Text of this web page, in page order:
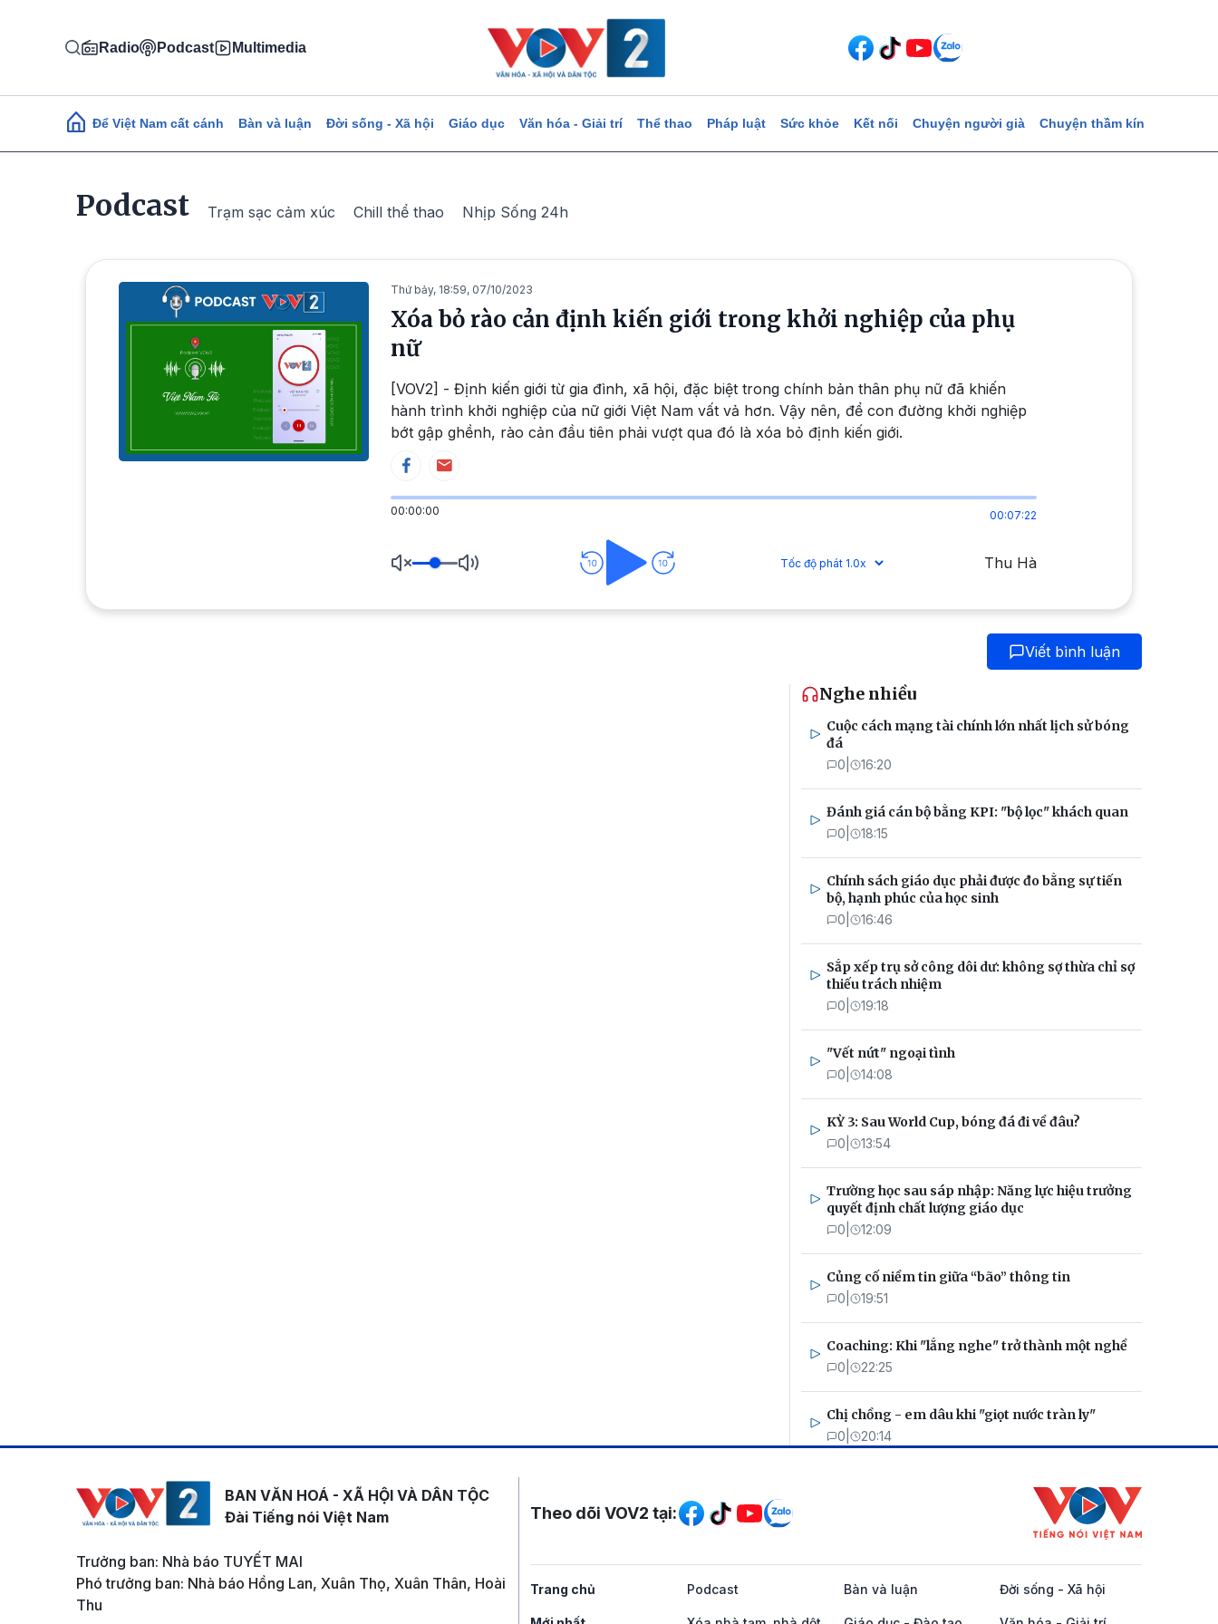
Radio Podcast Multimedia
Main navigation
Để Việt Nam cất cánh Bàn và luận Đời sống - Xã hội Giáo dục Văn hóa - Giải trí Thể thao Pháp luật Sức khỏe Kết nối Chuyện người già Chuyện thầm kín
Podcast Trạm sạc cảm xúc Chill thể thao Nhịp Sống 24h
Thứ bảy, 18:59, 07/10/2023
Xóa bỏ rào cản định kiến giới trong khởi nghiệp của phụ
nữ
[VOV2] - Định kiến giới từ gia đình, xã hội, đặc biệt trong chính bản thân phụ nữ đã khiến
hành trình khởi nghiệp của nữ giới Việt Nam vất vả hơn. Vậy nên, để con đường khởi nghiệp
bớt gập ghềnh, rào cản đầu tiên phải vượt qua đó là xóa bỏ định kiến giới.
00:00:00 00:07:22
Thu Hà
Viết bình luận
Nghe nhiều
Cuộc cách mạng tài chính lớn nhất lịch sử bóng
đá
0 16:20
Đánh giá cán bộ bằng KPI: "bộ lọc" khách quan
0 18:15
Chính sách giáo dục phải được đo bằng sự tiến
bộ, hạnh phúc của học sinh
0 16:46
Sắp xếp trụ sở công dôi dư: không sợ thừa chỉ sợ
thiếu trách nhiệm
0 19:18
"Vết nứt" ngoại tình
0 14:08
KỲ 3: Sau World Cup, bóng đá đi về đâu?
0 13:54
Trường học sau sáp nhập: Năng lực hiệu trưởng
quyết định chất lượng giáo dục
0 12:09
Củng cố niềm tin giữa “bão” thông tin
0 19:51
Coaching: Khi "lắng nghe" trở thành một nghề
0 22:25
Chị chồng - em dâu khi "giọt nước tràn ly"
0 20:14
BAN VĂN HOÁ - XÃ HỘI VÀ DÂN TỘC
Đài Tiếng nói Việt Nam
Trưởng ban: Nhà báo TUYẾT MAI
Phó trưởng ban: Nhà báo Hồng Lan, Xuân Thọ, Xuân Thân, Hoài
Thu
Mạng xã hội
Theo dõi VOV2 tại:
Trang chủ Podcast Bàn và luận Đời sống - Xã hội